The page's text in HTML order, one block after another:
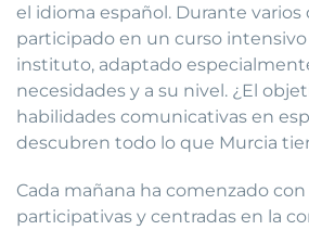
el idioma español. Durante varios
participado en un curso
instituto, adaptado
necesidades y a su nivel. ¿El
habilidades comunicativas en
descubren todo lo que Murcia
Cada mañana ha comenzado
participativas y centradas en la